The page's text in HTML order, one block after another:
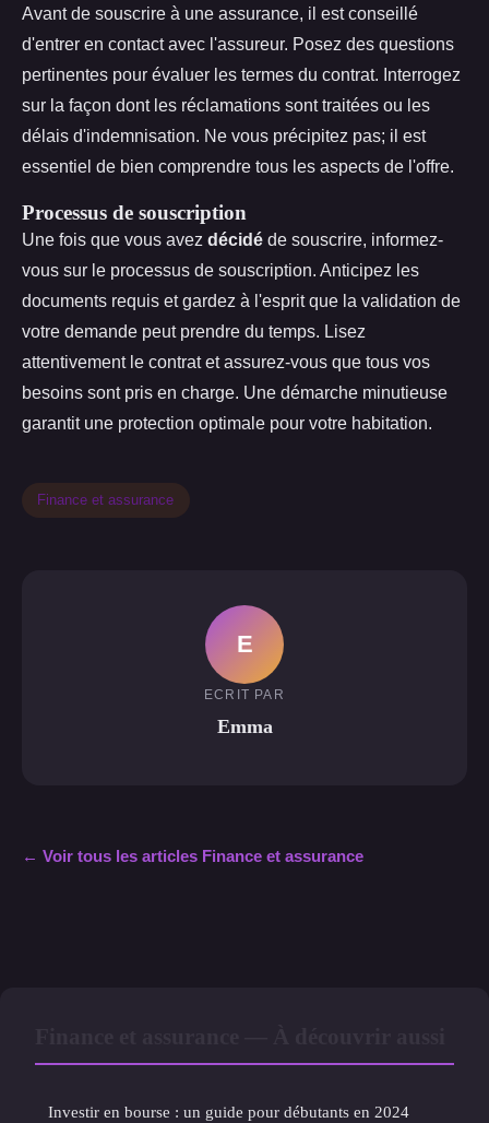
Avant de souscrire à une assurance, il est conseillé
d'entrer en contact avec l'assureur. Posez des questions
pertinentes pour évaluer les termes du contrat. Interrogez
sur la façon dont les réclamations sont traitées ou les
délais d'indemnisation. Ne vous précipitez pas; il est
essentiel de bien comprendre tous les aspects de l'offre.
Processus de souscription
Une fois que vous avez décidé de souscrire, informez-
vous sur le processus de souscription. Anticipez les
documents requis et gardez à l'esprit que la validation de
votre demande peut prendre du temps. Lisez
attentivement le contrat et assurez-vous que tous vos
besoins sont pris en charge. Une démarche minutieuse
garantit une protection optimale pour votre habitation.
Finance et assurance
E
ECRIT PAR
Emma
← Voir tous les articles Finance et assurance
Investir en bourse : un guide pour débutants en 2024